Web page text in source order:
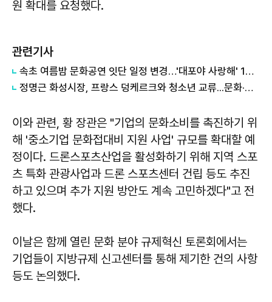
원 확대를 요청했다.
관련기사
속초 여름밤 문화공연 잇단 일정 변경…'대포야 사랑해' 16일로 연기
정명근 화성시장, 프랑스 덩케르크와 청소년 교류...문화·교육 협력 확대
이와 관련, 황 장관은 "기업의 문화소비를 촉진하기 위
해 '중소기업 문화접대비 지원 사업' 규모를 확대할 예
정이다. 드론스포츠산업을 활성화하기 위해 지역 스포
츠 특화 관광사업과 드론 스포츠센터 건립 등도 추진
하고 있으며 추가 지원 방안도 계속 고민하겠다"고 전
했다.
이날은 함께 열린 문화 분야 규제혁신 토론회에서는
기업들이 지방규제 신고센터를 통해 제기한 건의 사항
등도 논의했다.